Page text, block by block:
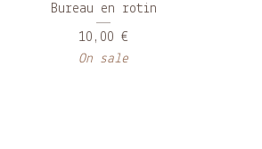
Bureau en rotin
10,00 €
On sale